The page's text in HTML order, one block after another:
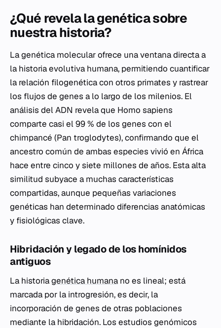
¿Qué revela la genética sobre
nuestra historia?
La genética molecular ofrece una ventana directa a
la historia evolutiva humana, permitiendo cuantificar
la relación filogenética con otros primates y rastrear
los flujos de genes a lo largo de los milenios. El
análisis del ADN revela que Homo sapiens
comparte casi el 99 % de los genes con el
chimpancé (Pan troglodytes), confirmando que el
ancestro común de ambas especies vivió en África
hace entre cinco y siete millones de años. Esta alta
similitud subyace a muchas características
compartidas, aunque pequeñas variaciones
genéticas han determinado diferencias anatómicas
y fisiológicas clave.
Hibridación y legado de los homínidos
antiguos
La historiagenética humana no es lineal; está
marcada por la introgresión, es decir, la
incorporación de genes de otras poblaciones
mediante la hibridación. Los estudios genómicos